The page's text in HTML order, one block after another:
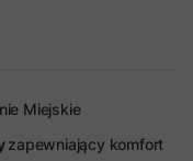
Miejskie
zapewniający komfort